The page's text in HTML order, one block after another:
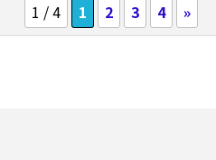
1 / 4 1 2 3 4 »